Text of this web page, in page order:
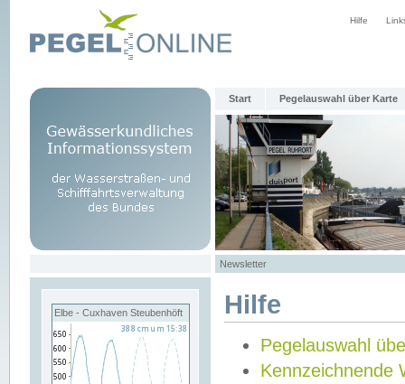
Hilfe
Start Pegelauswahl über Karte
Newsletter
Elbe - Cuxhaven Steubenhöft Hilfe
Pegelauswahl
Kennzeichnende